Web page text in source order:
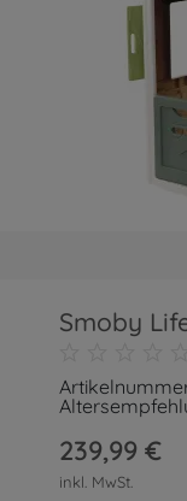
Smoby
239,99 €
inkl. MwSt.